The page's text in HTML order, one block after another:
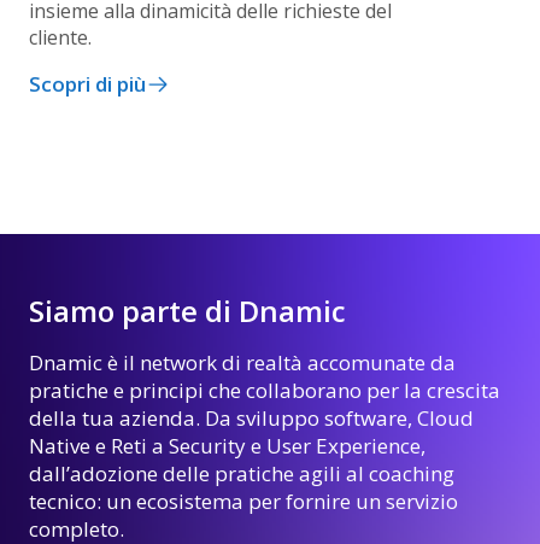
insieme alla dinamicità delle richieste del
cliente.
Scopri di più
Siamo parte di Dnamic
Dnamic è il network di realtà accomunate da
pratiche e principi che collaborano per la crescita
della tua azienda. Da sviluppo software, Cloud
Native e Reti a Security e User Experience,
dall’adozione delle pratiche agili al coaching
tecnico: un ecosistema per fornire un servizio
completo.